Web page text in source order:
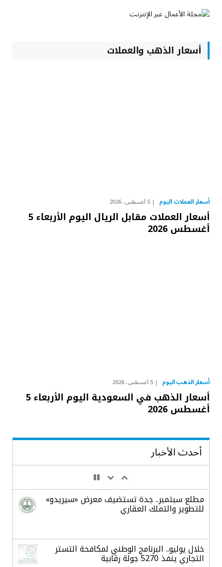
أسعار الذهب والعملات
أسعار العملات اليوم 5 أغسطس، 2026
أسعار العملات مقابل الريال اليوم الأربعاء 5
أغسطس 2026
أسعار الذهب اليوم 5 أغسطس، 2026
أسعار الذهب في السعودية اليوم الأربعاء 5
أغسطس 2026
أحدث الأخبار
مطلع سبتمبر.. جدة تستضيف معرض «سيريدو»
للتطوير والتملك العقاري
خلال يوليو.. البرنامج الوطني لمكافحة التستر
التجاري ينفذ 5270 جولة رقابية